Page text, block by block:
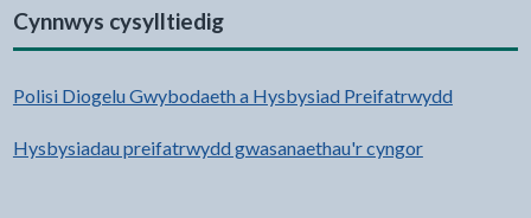
Cynnwys cysylltiedig
Polisi Diogelu Gwybodaeth a Hysbysiad Preifatrwydd
Hysbysiadau preifatrwydd gwasanaethau'r cyngor